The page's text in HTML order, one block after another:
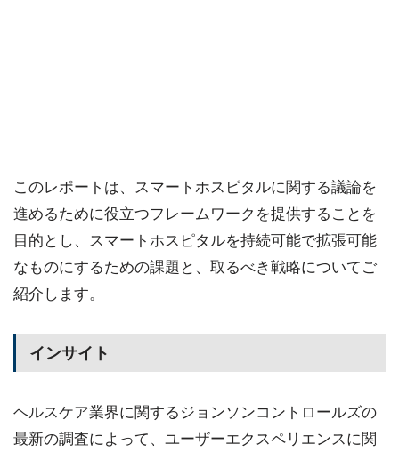
このレポートは、スマートホスピタルに関する議論を
進めるために役立つフレームワークを提供することを
目的とし、スマートホスピタルを持続可能で拡張可能
なものにするための課題と、取るべき戦略についてご
紹介します。
インサイト
ヘルスケア業界に関するジョンソンコントロールズの
最新の調査によって、ユーザーエクスペリエンスに関